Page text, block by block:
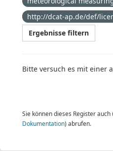
http://dcat-ap.de/def/
Ergebnisse filtern
Bitte versuch es mit einer
Sie können dieses Register auch
Dokumentation) abrufen.